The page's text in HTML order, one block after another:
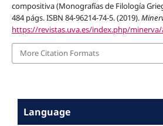
compositiva (Monografías de Filología
484 págs. ISBN 84-96214-74-5. (2019).
https://revistas.uva.es/index.php/
More Citation Formats
Language